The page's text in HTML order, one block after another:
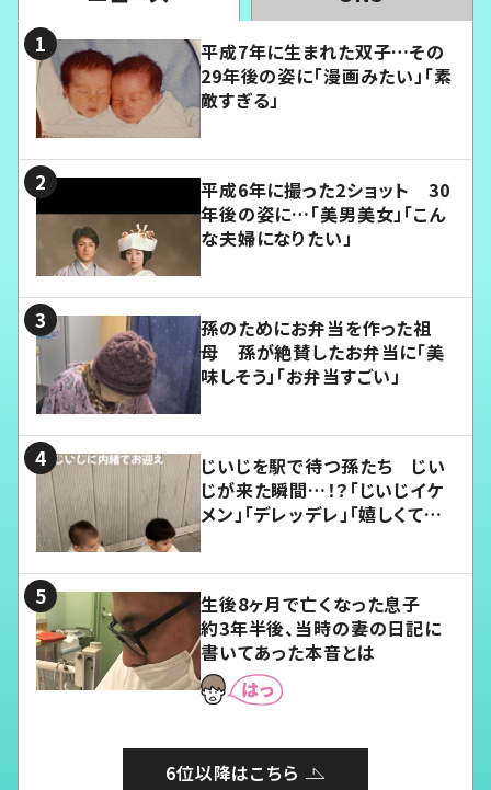
平成7年に生まれた双子…その
29年後の姿に「漫画みたい」「素
敵すぎる」
平成6年に撮った2ショット 30
年後の姿に…「美男美女」「こん
な夫婦になりたい」
孫のためにお弁当を作った祖
母 孫が絶賛したお弁当に「美
味しそう」「お弁当すごい」
じいじを駅で待つ孫たち じい
じが来た瞬間…！？「じいじイケ
メン」「デレッデレ」「嬉しくて可
生後8ヶ月で亡くなった息子
約3年半後、当時の妻の日記に
書いてあった本音とは
6位以降はこちら